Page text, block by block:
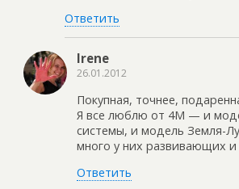
Ответить
Irene
26.01.2012
Покупная, точнее,
Я все люблю от 4М — и
системы, и модель Земля-
много у них развивающих и
Ответить